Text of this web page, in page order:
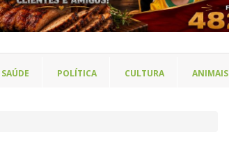
SAÚDE POLÍTICA CULTURA ANIMAIS